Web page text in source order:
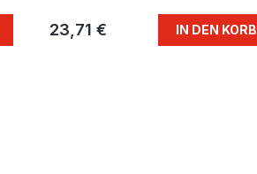
23,71 € IN DEN KORB